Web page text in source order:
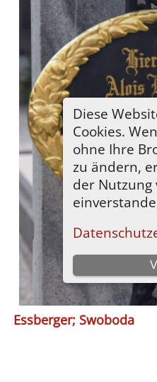
Essberger; Swoboda